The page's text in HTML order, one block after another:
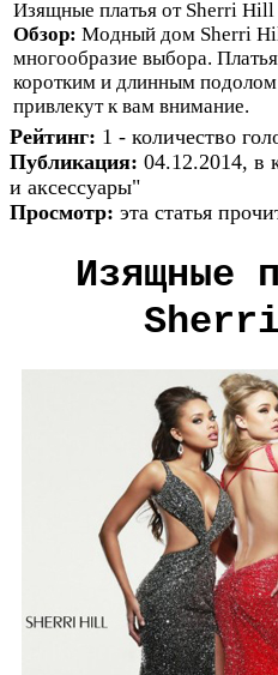
Изящные платья от Sherri Hill
Обзор: Модный дом Sherri
многообразие выбора.
коротким и длинным
привлекут к вам внимание.
Рейтинг: 1 - количество
Публикация: 04.12.2014, в
и аксессуары"
Просмотр: эта статья
Изящные